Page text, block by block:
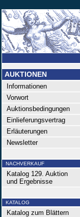
AUKTIONEN
Informationen
Vorwort
Auktionsbedingungen
Einlieferungsvertrag
Erläuterungen
Newsletter
NACHVERKAUF
Katalog 129. Auktion
und Ergebnisse
KATALOG
Katalog zum Blättern